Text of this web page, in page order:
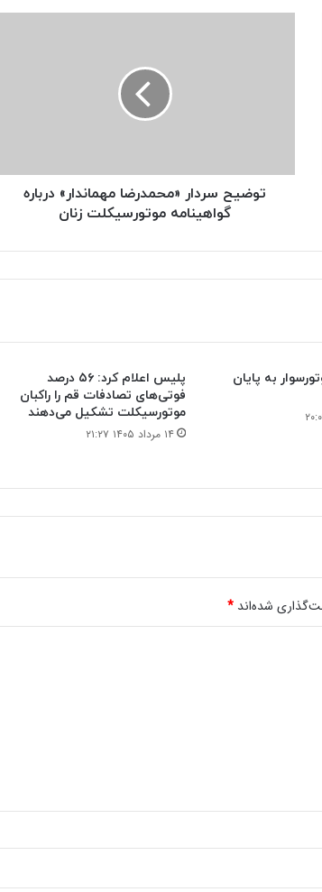
توضیح سردار «محمدرضا مهماندار» درباره
گواهینامه موتورسیکلت زنان
به پایان
پلیس اعلام کرد: ۵۶ درصد
فوتی‌های تصادفات قم را راکبان
موتورسیکلت تشکیل می‌دهند
۱۴ مرداد ۱۴۰۵ ۲۱:۲۷
شده‌اند *